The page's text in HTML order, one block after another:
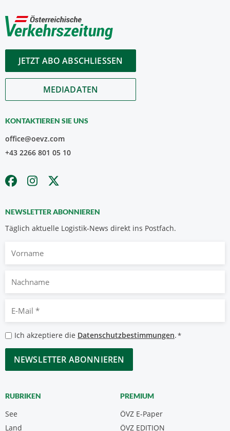
JETZT ABO ABSCHLIESSEN
MEDIADATEN
KONTAKTIEREN SIE UNS
office@oevz.com
+43 2266 801 05 10
NEWSLETTER ABONNIEREN
Täglich aktuelle Logistik-News direkt ins Postfach.
Nachname
Mail
*
Datenschutzbestimmungen
*
Ich akzeptiere die Datenschutzbestimmungen.*
CAPTCHA
RUBRIKEN
See
Land
PREMIUM
ÖVZ E-Paper
ÖVZ EDITION